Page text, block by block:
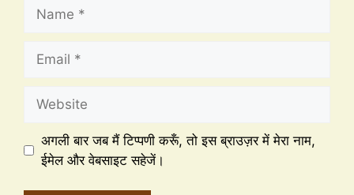
अगली बार जब मैं टिप्पणी करूँ, तो इस ब्राउज़र में मेरा नाम,
ईमेल और वेबसाइट सहेजें।